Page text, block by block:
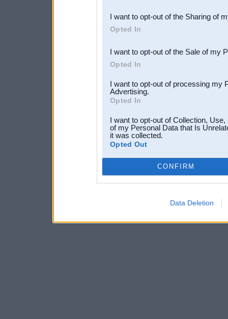
Downstream Participants
third parties.
I want to opt-out of the Sharing of
Opted In
I want to opt-out of the Sale of my
Opted In
I want to opt-out of processing my
Advertising.
Opted In
I want to opt-out of Collection,
of my Personal Data that Is
it was collected.
Opted Out
CONFIRM
Data Deletion